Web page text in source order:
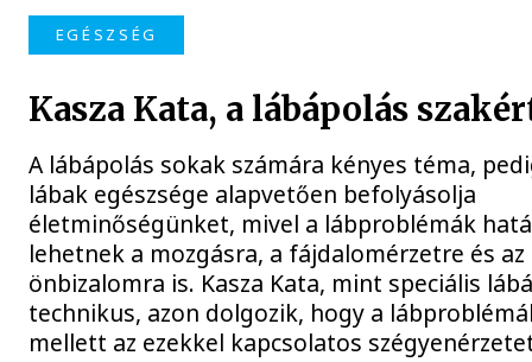
EGÉSZSÉG
Kasza Kata, a lábápolás
A lábápolás sokak számára kényes téma,
lábak egészsége alapvetően befolyásolja
életminőségünket, mivel a lábproblémák
lehetnek a mozgásra, a fájdalomérzetre és az
önbizalomra is. Kasza Kata, mint speciális
technikus, azon dolgozik, hogy a
mellett az ezekkel kapcsolatos